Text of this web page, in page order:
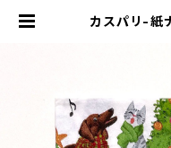
カスパリ-紙